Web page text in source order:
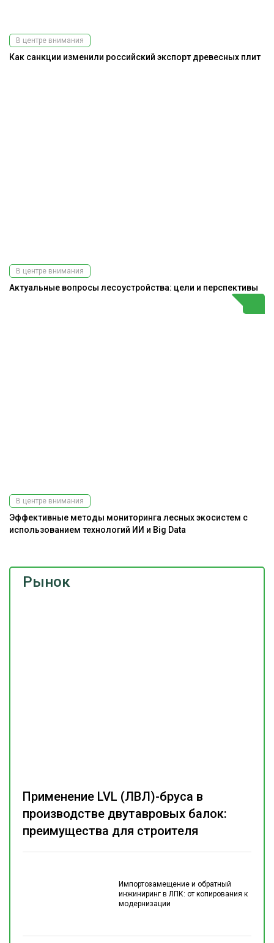
Рынок
Импортозамещение и обратный
инжиниринг в ЛПК: от копирования к
модернизации
Применение LVL (ЛВЛ)-бруса в
производстве двутавровых балок:
преимущества для строителя
В центре внимания
Как санкции изменили российский экспорт древесных плит
В центре внимания
Актуальные вопросы лесоустройства: цели и перспективы
В центре внимания
Эффективные методы мониторинга лесных экосистем с
использованием технологий ИИ и Big Data